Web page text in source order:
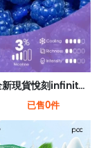
【藍莓】 全新現貨悅刻infinity 2六代煙彈(煙彈x1)(通用Relx 4, 5代主機)
已售0件